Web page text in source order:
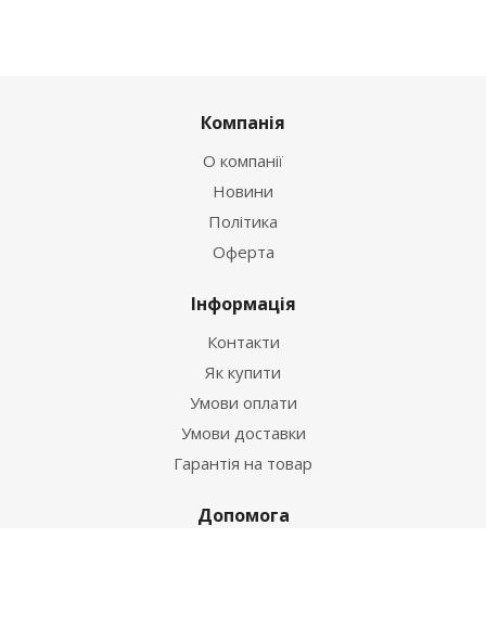
Компанія
О компанії
Новини
Політика
Оферта
Інформація
Контакти
Як купити
Умови оплати
Умови доставки
Гарантія на товар
Допомога